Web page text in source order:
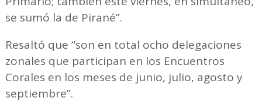
se sumó la de Pirané”.
Resaltó que “son en total ocho delegaciones
zonales que participan en los Encuentros
Corales en los meses de junio, julio, agosto y
septiembre”.